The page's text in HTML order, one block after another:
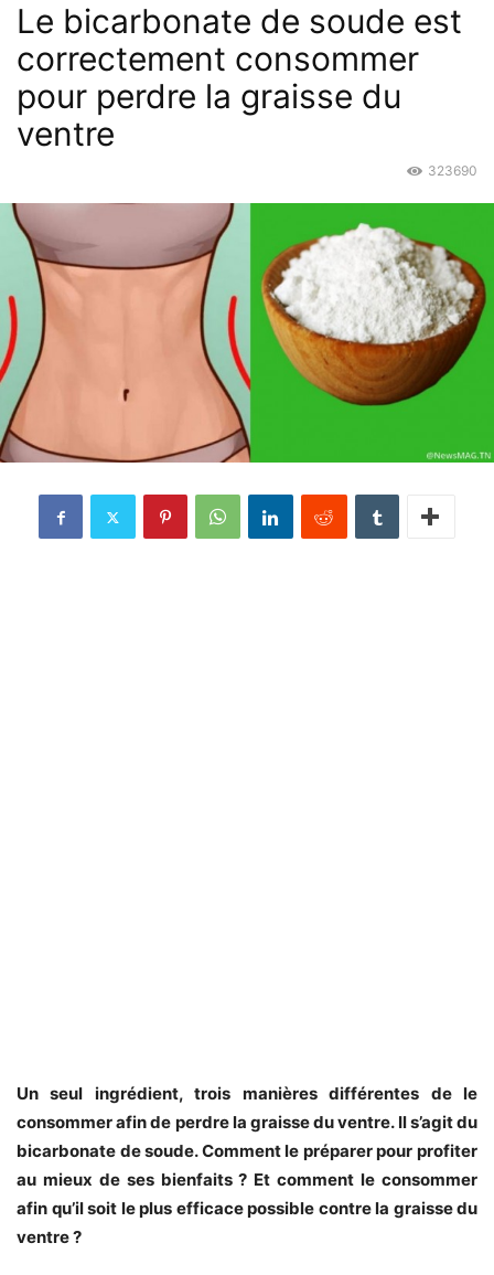
Le bicarbonate de soude est
correctement consommer
pour perdre la graisse du
ventre
323690
Un seul ingrédient, trois manières différentes de le
consommer afin de perdre la graisse du ventre. Il s’agit du
bicarbonate de soude. Comment le préparer pour profiter
au mieux de ses bienfaits ? Et comment le consommer
afin qu’il soit le plus efficace possible contre la graisse du
ventre ?